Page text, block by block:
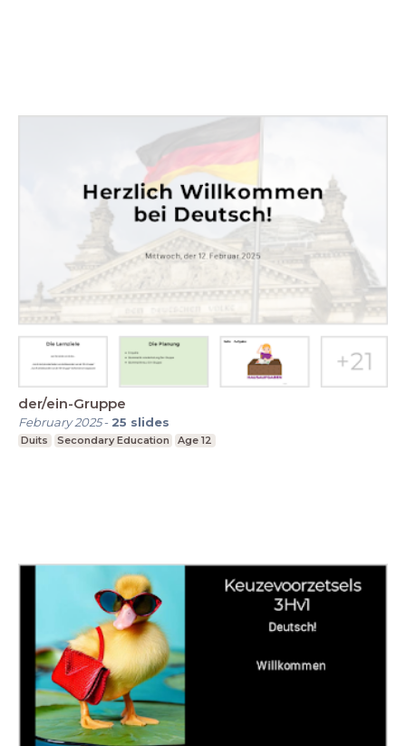
der/ein-Gruppe
February 2025- 25 slides
Duits Secondary Education Age 12